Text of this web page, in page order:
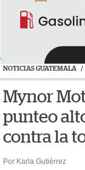
NOTICIAS GUATEMALA /
Mynor
punteo
contra la
Por Karla Gutiérrez